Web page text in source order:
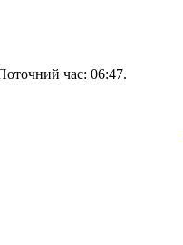
час: 06:47.